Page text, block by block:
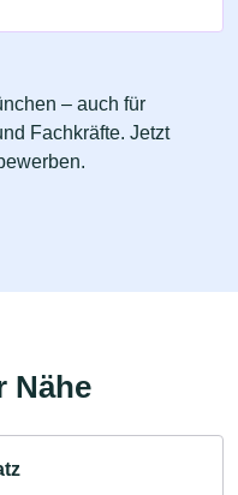
– auch für
Fachkräfte. Jetzt
Nähe